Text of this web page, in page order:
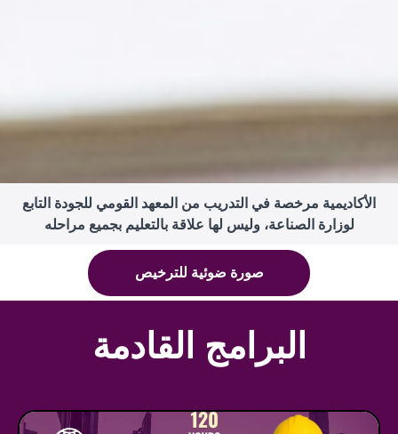
الأكاديمية مرخصة في التدريب من المعهد القومي للجودة التابع
لوزارة الصناعة، وليس لها علاقة بالتعليم بجميع مراحله
صورة ضوئية للترخيص
البرامج القادمة